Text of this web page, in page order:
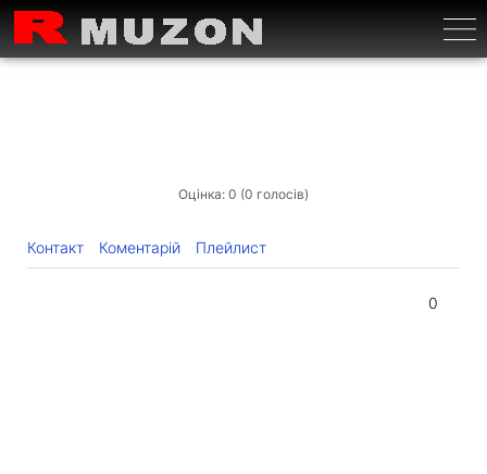
Оцінка: 0 (0 голосів)
Контакт Коментарій Плейлист
0